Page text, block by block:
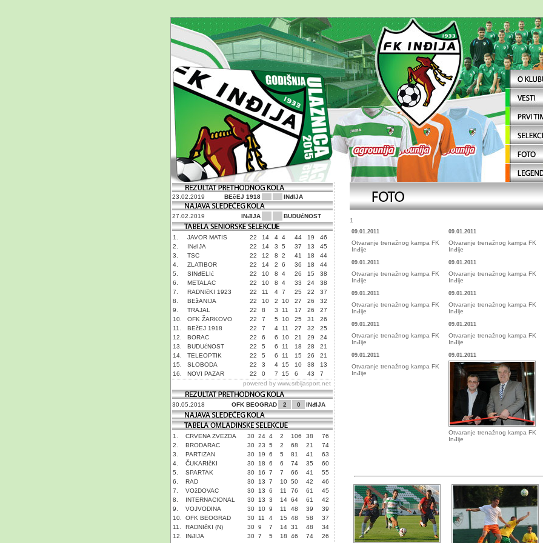
23.02.2019 BEčEJ 1918 INđIJA
27.02.2019 INđIJA BUDUćNOST
1. JAVOR MATIS 22 14 4 4 44 19
46
2.
INđIJA 22 14 3 5 37 13
45
3.
TSC 22 12 8 2 41 18
44
4.
ZLATIBOR 22 14 2 6 36 18
44
5.
SINđELIć 22 10 8 4 26 15
38
6.
METALAC 22 10 8 4 33 24
38
7.
RADNIčKI 1923 22 11 4 7 25 22
37
8.
BEžANIJA 22 10 2 10 27 26
32
9.
TRAJAL 22 8 3 11 17 26
27
10.
OFK ŽARKOVO 22 7 5 10 25 31
26
11.
BEčEJ 1918 22 7 4 11 27 32
25
12.
BORAC 22 6 6 10 21 29
24
13.
BUDUćNOST 22 5 6 11 18 28
21
14.
TELEOPTIK 22 5 6 11 15 26
21
15.
SLOBODA 22 3 4 15 10 38
13
16.
NOVI PAZAR 22 0 7 15 6 43
7
powered by www.srbijasport.net
30.05.2018 OFK BEOGRAD 2 0 INđIJA
1. CRVENA ZVEZDA 30 24 4 2 106 38
76
2.
BRODARAC 30 23 5 2 68 21
74
3.
PARTIZAN 30 19 6 5 81 41
63
4.
ČUKARIčKI 30 18 6 6 74 35
60
5.
SPARTAK 30 16 7 7 66 41
55
6.
RAD 30 13 7 10 50 42
46
7.
VOžDOVAC 30 13 6 11 76 61
45
8.
INTERNACIONAL 30 13 3 14 64 61
42
9.
VOJVODINA 30 10 9 11 48 39
39
10.
OFK BEOGRAD 30 11 4 15 48 58
37
11.
RADNIčKI (N) 30 9 7 14 31 48
34
12.
INđIJA 30 7 5 18 46 74
26
1
09.01.2011
Otvaranje trenažnog kampa FK
Inđije
09.01.2011
Otvaranje trenažnog kampa FK
Inđije
09.01.2011
Otvaranje trenažnog kampa FK
Inđije
09.01.2011
Otvaranje trenažnog kampa FK
Inđije
09.01.2011
Otvaranje trenažnog kampa FK
Inđije
09.01.2011
Otvaranje trenažnog kampa FK
Inđije
09.01.2011
Otvaranje trenažnog kampa FK
Inđije
09.01.2011
Otvaranje trenažnog kampa FK
Inđije
09.01.2011
Otvaranje trenažnog kampa FK
Inđije
09.01.2011
Otvaranje trenažnog kampa FK
Inđije